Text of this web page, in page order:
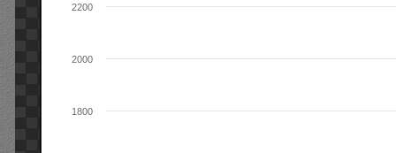
1800
2000
2200